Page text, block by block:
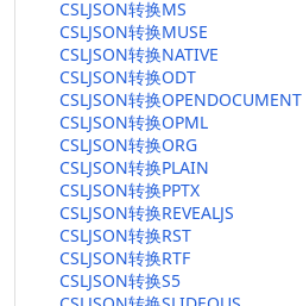
CSLJSON转换MS
CSLJSON转换MUSE
CSLJSON转换NATIVE
CSLJSON转换ODT
CSLJSON转换OPENDOCUMENT
CSLJSON转换OPML
CSLJSON转换ORG
CSLJSON转换PLAIN
CSLJSON转换PPTX
CSLJSON转换REVEALJS
CSLJSON转换RST
CSLJSON转换RTF
CSLJSON转换S5